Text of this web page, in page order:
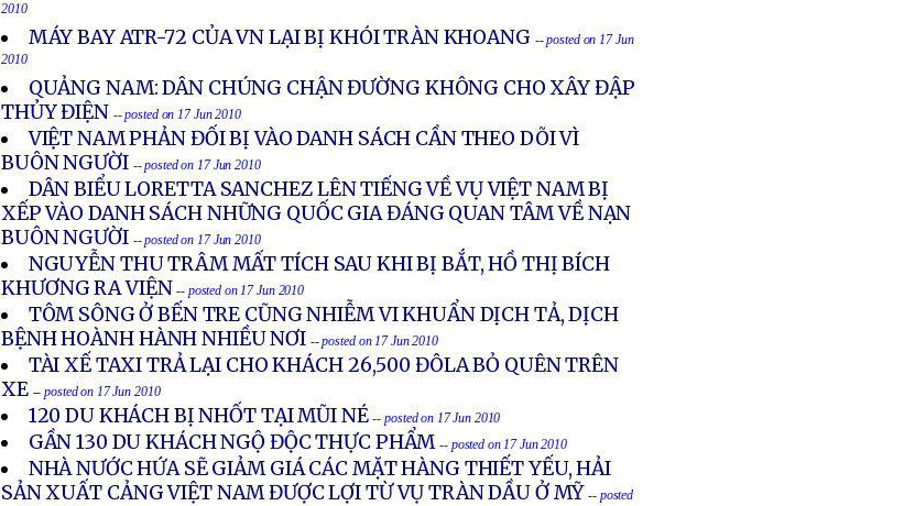
2010
MÁY BAY ATR-72 CỦA VN LẠI BỊ KHÓI TRÀN KHOANG -- posted on 17 Jun
2010
QUẢNG NAM: DÂN CHÚNG CHẬN ĐƯỜNG KHÔNG CHO XÂY ĐẬP
THỦY ĐIỆN -- posted on 17 Jun 2010
VIỆT NAM PHẢN ĐỐI BỊ VÀO DANH SÁCH CẦN THEO DÕI VÌ
BUÔN NGƯỜI -- posted on 17 Jun 2010
DÂN BIỂU LORETTA SANCHEZ LÊN TIẾNG VỀ VỤ VIỆT NAM BỊ
XẾP VÀO DANH SÁCH NHỮNG QUỐC GIA ĐÁNG QUAN TÂM VỀ NẠN
BUÔN NGƯỜI -- posted on 17 Jun 2010
NGUYỄN THU TRÂM MẤT TÍCH SAU KHI BỊ BẮT, HỒ THỊ BÍCH
KHƯƠNG RA VIỆN -- posted on 17 Jun 2010
TÔM SÔNG Ở BẾN TRE CŨNG NHIỄM VI KHUẨN DỊCH TẢ, DỊCH
BỆNH HOÀNH HÀNH NHIỀU NƠI -- posted on 17 Jun 2010
TÀI XẾ TAXI TRẢ LẠI CHO KHÁCH 26,500 ĐÔLA BỎ QUÊN TRÊN
XE -- posted on 17 Jun 2010
120 DU KHÁCH BỊ NHỐT TẠI MŨI NÉ -- posted on 17 Jun 2010
GẦN 130 DU KHÁCH NGỘ ĐỘC THỰC PHẨM -- posted on 17 Jun 2010
NHÀ NƯỚC HỨA SẼ GIẢM GIÁ CÁC MẶT HÀNG THIẾT YẾU, HẢI
SẢN XUẤT CẢNG VIỆT NAM ĐƯỢC LỢI TỪ VỤ TRÀN DẦU Ở MỸ -- posted